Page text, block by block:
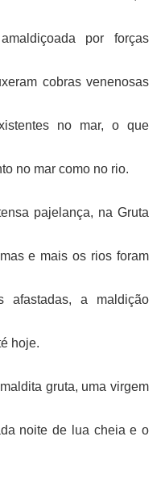
por forças
cobras venenosas
no mar, o que
no mar como no rio.
pajelança, na Gruta
e mais os rios foram
afastadas, a maldição
hoje.
gruta, uma virgem
noite de lua cheia e o